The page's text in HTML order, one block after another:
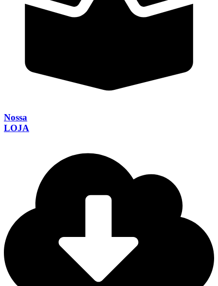
Nossa
LOJA